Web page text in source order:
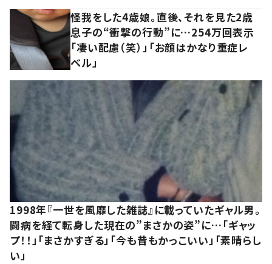
怪我をした4歳娘。直後、それを見た2歳
息子の“衝撃の行動”に…254万回表示
「凄い配慮（笑）」「お顔はかなり重症レ
ベル」
1998年『一世を風靡した雑誌』に載っていたギャル男。
闘病を経て転身した現在の”まさかの姿”に…「ギャッ
プ！！」「まさかすぎる」「今も昔もかっこいい」「素晴らし
い」